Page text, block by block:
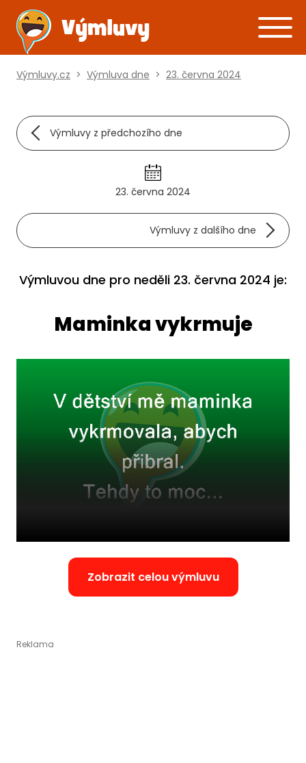
Výmluvy.cz > Výmluva dne > 23. června 2024
Výmluvy z předchozího dne
23. června 2024
Výmluvy z dalšího dne
Výmluvou dne pro neděli 23. června 2024 je:
Maminka vykrmuje
Zobrazit celou výmluvu